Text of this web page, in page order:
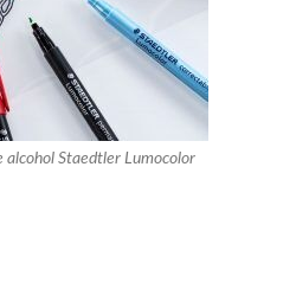
alcohol Staedtler Lumocolor